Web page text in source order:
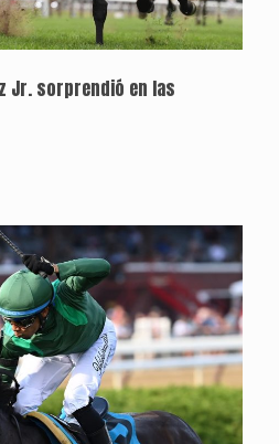
Jr. sorprendió en las